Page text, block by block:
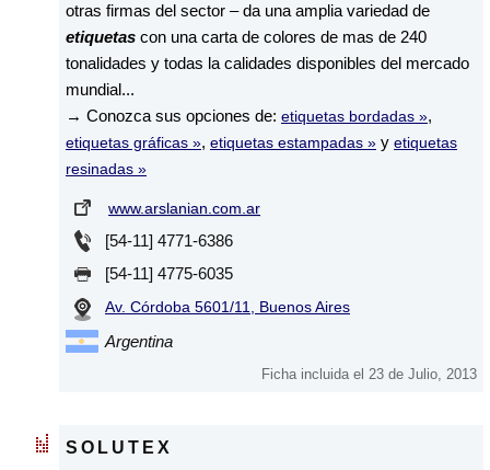
otras firmas del sector – da una amplia variedad de
etiquetas con una carta de colores de mas de 240
tonalidades y todas la calidades disponibles del mercado
mundial...
→ Conozca sus opciones de: etiquetas bordadas »,
etiquetas gráficas », etiquetas estampadas » y etiquetas
resinadas »
www.arslanian.com.ar
[54-11] 4771-6386
[54-11] 4775-6035
Av. Córdoba 5601/11, Buenos Aires
Argentina
Ficha incluida el 23 de Julio, 2013
SOLUTEX